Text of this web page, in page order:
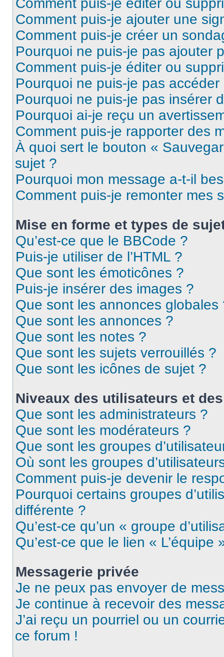
Comment puis-je éditer ou
Comment puis-je ajouter une
Comment puis-je créer un
Pourquoi ne puis-je pas ajouter
Comment puis-je éditer ou
Pourquoi ne puis-je pas
Pourquoi ne puis-je pas insérer
Pourquoi ai-je reçu un
Comment puis-je rapporter des
À quoi sert le bouton «
sujet ?
Pourquoi mon message a-t-il
Comment puis-je remonter mes
Mise en forme et types de
Qu’est-ce que le BBCode ?
Puis-je utiliser de l’HTML ?
Que sont les émoticônes ?
Puis-je insérer des images ?
Que sont les annonces globales
Que sont les annonces ?
Que sont les notes ?
Que sont les sujets verrouillés ?
Que sont les icônes de sujet ?
Niveaux des utilisateurs et
Que sont les administrateurs ?
Que sont les modérateurs ?
Que sont les groupes
Où sont les groupes
Comment puis-je devenir le
Pourquoi certains groupes
différente ?
Qu’est-ce qu’un « groupe
Qu’est-ce que le lien « L’équipe
Messagerie privée
Je ne peux pas envoyer de
Je continue à recevoir des
J’ai reçu un pourriel ou un
ce forum !